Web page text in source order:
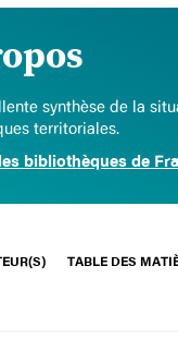
synthèse de la
territoriales.
bibliothèques de
TABLE DES